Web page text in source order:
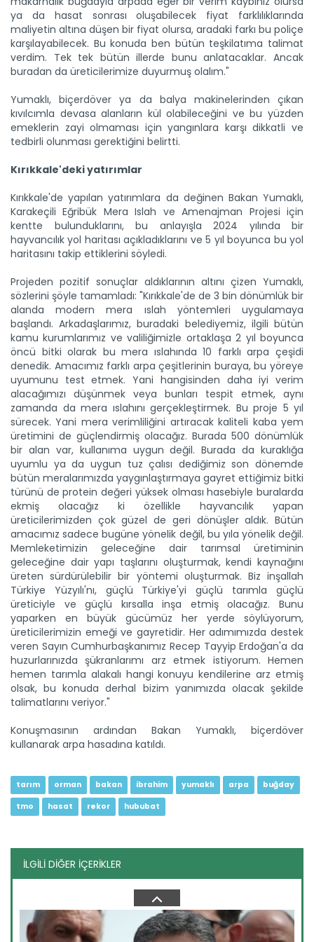
ya da hasat sonrası oluşabilecek fiyat farklılıklarında
maliyetin altına düşen bir fiyat olursa, aradaki farkı bu poliçe
karşılayabilecek. Bu konuda ben bütün teşkilatıma talimat
verdim. Tek tek bütün illerde bunu anlatacaklar. Ancak
buradan da üreticilerimize duyurmuş olalım."
Yumaklı, biçerdöver ya da balya makinelerinden çıkan
kıvılcımla devasa alanların kül olabileceğini ve bu yüzden
emeklerin zayi olmaması için yangınlara karşı dikkatli ve
tedbirli olunması gerektiğini belirtti.
Kırıkkale'deki yatırımlar
Kırıkkale'de yapılan yatırımlara da değinen Bakan Yumaklı,
Karakeçili Eğribük Mera Islah ve Amenajman Projesi için
kentte bulunduklarını, bu anlayışla 2024 yılında bir
hayvancılık yol haritası açıkladıklarını ve 5 yıl boyunca bu yol
haritasını takip ettiklerini söyledi.
Projeden pozitif sonuçlar aldıklarının altını çizen Yumaklı,
sözlerini şöyle tamamladı: "Kırıkkale'de de 3 bin dönümlük bir
alanda modern mera ıslah yöntemleri uygulamaya
başlandı. Arkadaşlarımız, buradaki belediyemiz, ilgili bütün
kamu kurumlarımız ve valiliğimizle ortaklaşa 2 yıl boyunca
öncü bitki olarak bu mera ıslahında 10 farklı arpa çeşidi
denedik. Amacımız farklı arpa çeşitlerinin buraya, bu yöreye
uyumunu test etmek. Yani hangisinden daha iyi verim
alacağımızı düşünmek veya bunları tespit etmek, aynı
zamanda da mera ıslahını gerçekleştirmek. Bu proje 5 yıl
sürecek. Yani mera verimliliğini artıracak kaliteli kaba yem
üretimini de güçlendirmiş olacağız. Burada 500 dönümlük
bir alan var, kullanıma uygun değil. Burada da kuraklığa
uyumlu ya da uygun tuz çalısı dediğimiz son dönemde
bütün meralarımızda yaygınlaştırmaya gayret ettiğimiz bitki
türünü de protein değeri yüksek olması hasebiyle buralarda
ekmiş olacağız ki özellikle hayvancılık yapan
üreticilerimizden çok güzel de geri dönüşler aldık. Bütün
amacımız sadece bugüne yönelik değil, bu yıla yönelik değil.
Memleketimizin geleceğine dair tarımsal üretiminin
geleceğine dair yapı taşlarını oluşturmak, kendi kaynağını
üreten sürdürülebilir bir yöntemi oluşturmak. Biz inşallah
Türkiye Yüzyılı'nı, güçlü Türkiye'yi güçlü tarımla güçlü
üreticiyle ve güçlü kırsalla inşa etmiş olacağız. Bunu
yaparken en büyük gücümüz her yerde söylüyorum,
üreticilerimizin emeği ve gayretidir. Her adımımızda destek
veren Sayın Cumhurbaşkanımız Recep Tayyip Erdoğan'a da
huzurlarınızda şükranlarımı arz etmek istiyorum. Hemen
hemen tarımla alakalı hangi konuyu kendilerine arz etmiş
olsak, bu konuda derhal bizim yanımızda olacak şekilde
talimatlarını veriyor."
Konuşmasının ardından Bakan Yumaklı, biçerdöver
kullanarak arpa hasadına katıldı.
tarım orman bakan ibrahim yumaklı arpa buğday
tmo hasat rekor hububat
İLGİLİ DİĞER İÇERİKLER
Bakan Yumaklı, orman...
Tarım ve Orman Bakanı İbrahim Yumaklı, Antalya Kaş ve
Isparta...
Devamını Oku ->
Taşköprü sarımsağı İspanya’da...
Küresel iş birliklerinin geliştirilmesi amacıyla İspanya’da...
Devamını Oku ->
Tarım ve Orman Bakanlığından...
Devamını Oku ->
Türkiye’den İspanya’ya yardım...
Tarım ve Orman Bakanı İbrahim Yumaklı: “Dost ülke
Devamını Oku ->